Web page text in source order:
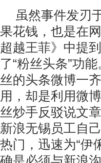
虽然事件发刃
果花钱，也是在
超越王菲》中提
了“粉丝头条”功
丝的头条微博一
用，却是利用微
丝炒手反驳说文
新浪无锡员工自
热门，迅速为“伊